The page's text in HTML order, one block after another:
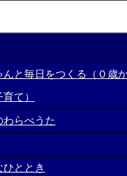
んと毎日をつくる（０歳
て）
わらべうた
ととき